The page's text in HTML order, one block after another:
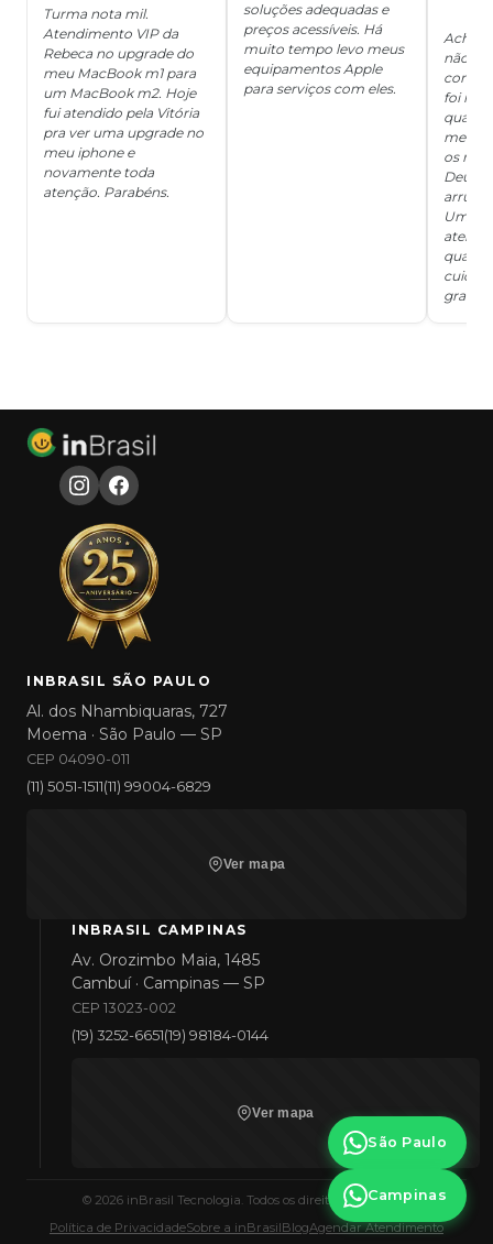
Turma nota mil.
Atendimento VIP da
Rebeca no upgrade do
meu MacBook m1 para
um MacBook m2. Hoje
fui atendido pela Vitória
pra ver uma upgrade no
meu iphone e
novamente toda
atenção. Parabéns.
soluções adequadas e
preços acessíveis. Há
muito tempo levo meus
equipamentos Apple
para serviços com eles.
Achei
não
foi
me
os
Deus,
Um
grata!!!
INBRASIL SÃO PAULO
Al. dos Nhambiquaras, 727
Moema · São Paulo — SP
CEP 04090-011
(11) 5051-1511(11) 99004-6829
Ver mapa
INBRASIL CAMPINAS
Av. Orozimbo Maia, 1485
Cambuí · Campinas — SP
CEP 13023-002
(19) 3252-6651(19) 98184-0144
Ver mapa
© 2026 inBrasil Tecnologia. Todos os direitos reservados.
Política de PrivacidadeSobre a inBrasilBlogAgendar Atendimento
São Paulo
Campinas